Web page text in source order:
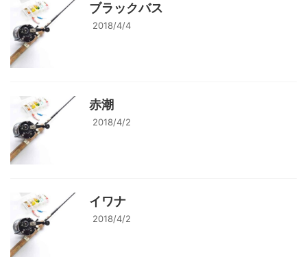
ブラックバス
2018/4/4
赤潮
2018/4/2
イワナ
2018/4/2